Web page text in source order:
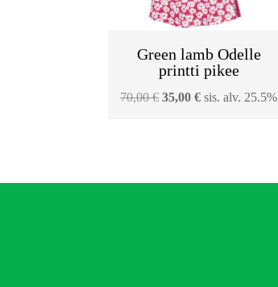
Green lamb Odelle
printti pikee
70,00€ Alkuperäinen
35,00€Nykyinen
sis. alv. 25.5%